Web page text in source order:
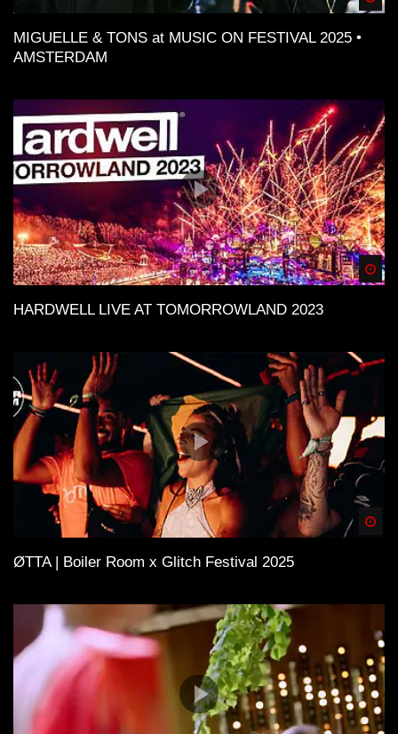
MIGUELLE & TONS at MUSIC ON FESTIVAL 2025 •
AMSTERDAM
HARDWELL LIVE AT TOMORROWLAND 2023
ØTTA | Boiler Room x Glitch Festival 2025